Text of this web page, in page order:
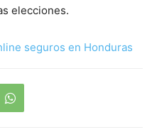
elecciones.
seguros en Honduras